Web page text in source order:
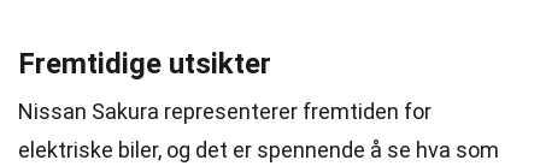
Fremtidige utsikter
Nissan Sakura representerer fremtiden for
elektriske biler, og det er spennende å se hva som